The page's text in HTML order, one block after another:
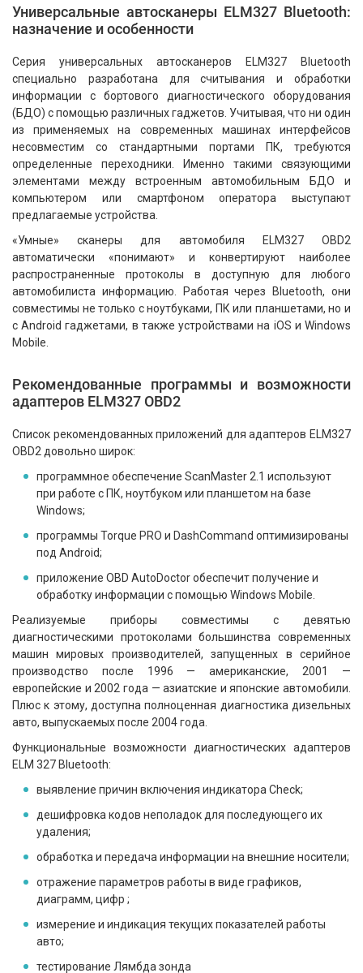
Универсальные автосканеры ELM327 Bluetooth:
назначение и особенности
Серия универсальных автосканеров ELM327 Bluetooth
специально разработана для считывания и обработки
информации с бортового диагностического оборудования
(БДО) с помощью различных гаджетов. Учитывая, что ни один
из применяемых на современных машинах интерфейсов
несовместим со стандартными портами ПК, требуются
определенные переходники. Именно такими связующими
элементами между встроенным автомобильным БДО и
компьютером или смартфоном оператора выступают
предлагаемые устройства.
«Умные» сканеры для автомобиля ELM327 OBD2
автоматически «понимают» и конвертируют наиболее
распространенные протоколы в доступную для любого
автомобилиста информацию. Работая через Bluetooth, они
совместимы не только с ноутбуками, ПК или планшетами, но и
с Android гаджетами, в также устройствами на iOS и Windows
Mobile.
Рекомендованные программы и возможности
адаптеров ELM327 OBD2
Список рекомендованных приложений для адаптеров ELM327
OBD2 довольно широк:
программное обеспечение ScanMaster 2.1 используют
при работе с ПК, ноутбуком или планшетом на базе
Windows;
программы Torque PRO и DashCommand оптимизированы
под Android;
приложение OBD AutoDoctor обеспечит получение и
обработку информации с помощью Windows Mobile.
Реализуемые приборы совместимы с девятью
диагностическими протоколами большинства современных
машин мировых производителей, запущенных в серийное
производство после 1996 — американские, 2001 —
европейские и 2002 года — азиатские и японские автомобили.
Плюс к этому, доступна полноценная диагностика дизельных
авто, выпускаемых после 2004 года.
Функциональные возможности диагностических адаптеров
ELM 327 Bluetooth:
выявление причин включения индикатора Check;
дешифровка кодов неполадок для последующего их
удаления;
обработка и передача информации на внешние носители;
отражение параметров работы в виде графиков,
диаграмм, цифр ;
измерение и индикация текущих показателей работы
авто;
тестирование Лямбда зонда